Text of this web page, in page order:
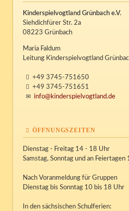
Kinderspielvogtland Grünbach e.V.
Siehdichfürer Str. 2a
08223 Grünbach
Maria Faldum
Leitung Kinderspielvogtland
+49 3745-751650
+49 3745-751651
info@kinderspielvogtland.de
ÖFFNUNGSZEITEN
Dienstag - Freitag 14 - 18 Uhr
Samstag, Sonntag und an
Nach Voranmeldung für Gruppen
Dienstag bis Sonntag 10 bis 18 Uhr
In den sächsischen Schulferien: